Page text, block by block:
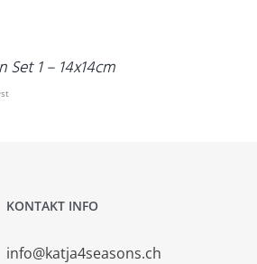
Set 1 – 14x14cm
KONTAKT INFO
info@katja4seasons.ch